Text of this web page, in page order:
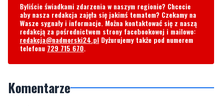
Byliście świadkami zdarzenia w naszym regionie? Chcecie
aby nasza redakcja zajęła się jakimś tematem? Czekamy na
Wasze sygnały i informacje. Można kontaktować się z naszą
redakcją za pośrednictwem strony facebookowej i mailowo:
redakcja@nadmorski24.pl Dyżurujemy także pod numerem
telefonu 729 715 670.
Komentarze